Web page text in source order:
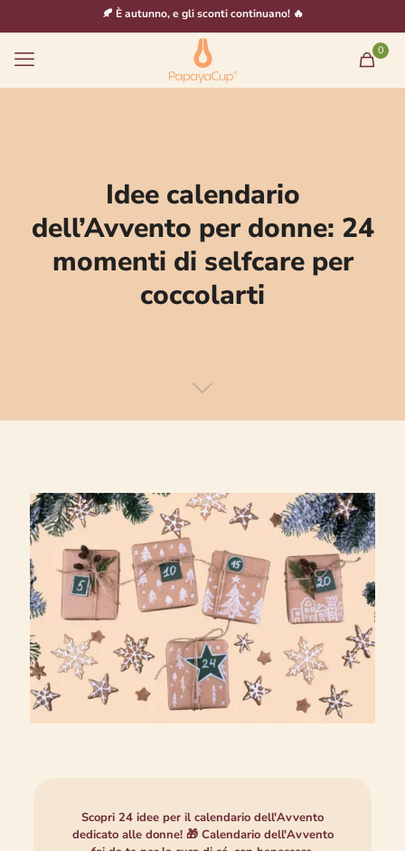
🍂 È autunno, e gli sconti continuano! 🔥
0
Idee calendario
dell’Avvento per donne: 24
momenti di selfcare per
coccolarti
Scopri 24 idee per il calendario dell'Avvento
dedicato alle donne! 🎁 Calendario dell'Avvento